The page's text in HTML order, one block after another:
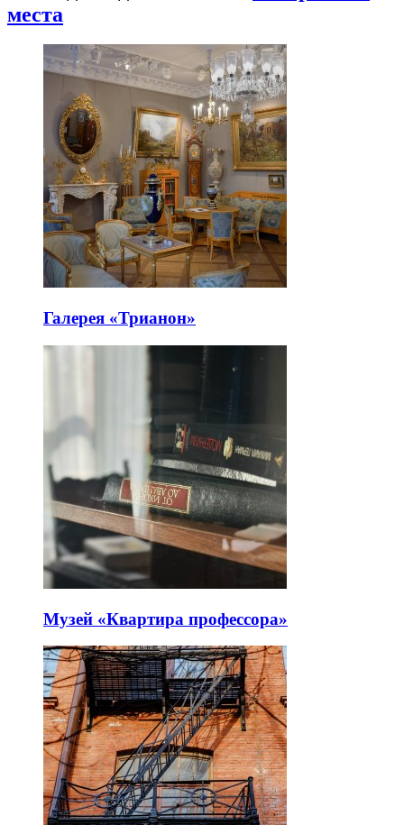
места
Галерея «Трианон»
Музей «Квартира профессора»